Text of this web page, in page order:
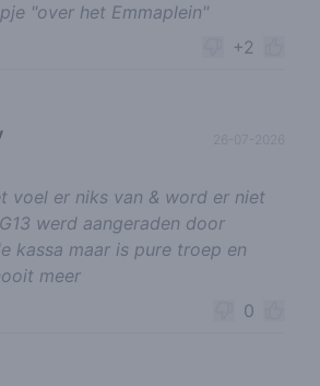
"over het Emmaplein"
+2
voel er niks van & word er niet
werd aangeraden door
kassa maar is pure troep en
meer
0